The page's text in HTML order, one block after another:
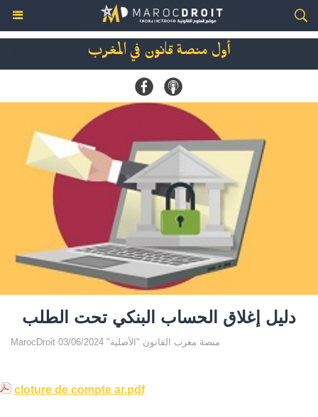
أول منصة قانون في المغرب
دليل إغلاق الحساب البنكي تحت الطلب
MarocDroit منصة مغرب القانون "الأصلية" 03/06/2024
cloture de compte ar.pdf